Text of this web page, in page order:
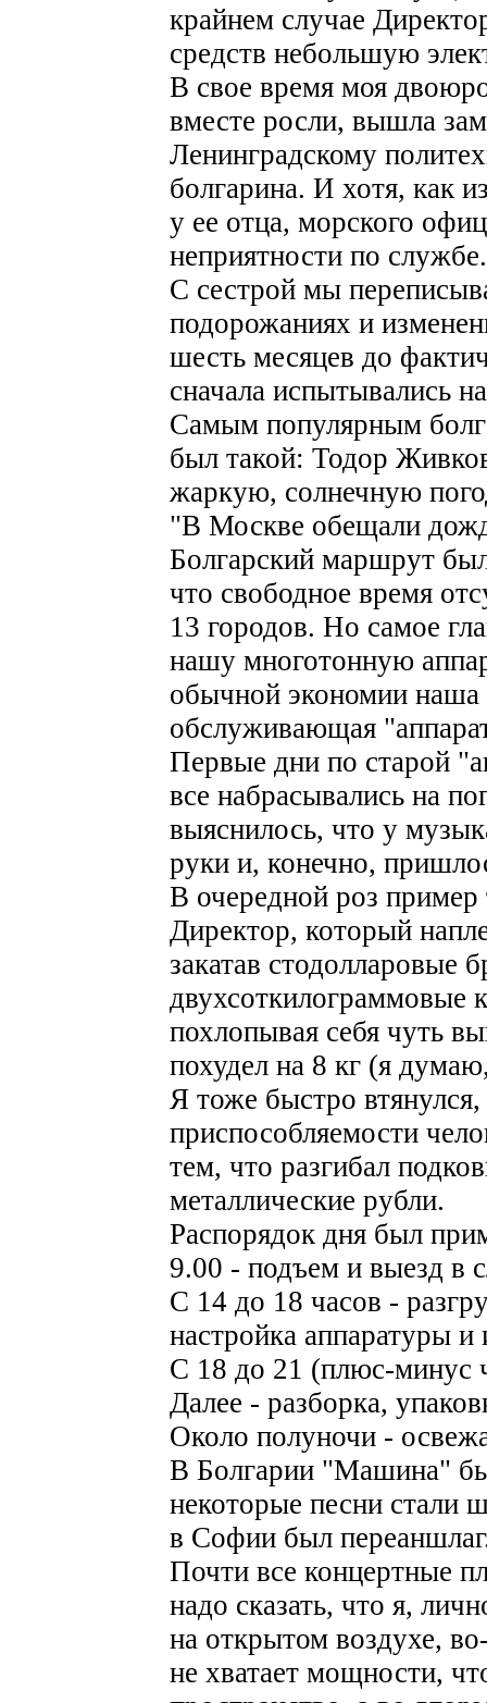
крайнем случае
средств небольшую
В свое время моя
вместе росли, вышла
Ленинградскому
болгарина. И хотя, как
у ее отца, морского
неприятности по службе.
С сестрой мы
подорожаниях и
шесть месяцев до
сначала испытывались
Самым популярным
был такой: Тодор
жаркую, солнечную
"В Москве обещали
Болгарский маршрут
что свободное время
13 городов. Но самое
нашу многотонную
обычной экономии наша
обслуживающая
Первые дни по старой
все набрасывались на
выяснилось, что у
руки и, конечно,
В очередной роз пример
Директор, который
закатав стодолларовые
двухсоткилограммовые
похлопывая себя чуть
похудел на 8 кг (я
Я тоже быстро
приспособляемости
тем, что разгибал
металлические рубли.
Распорядок дня был
9.00 - подъем и выезд в
С 14 до 18 часов -
настройка аппаратуры и
С 18 до 21 (плюс-минус
Далее - разборка,
Около полуночи -
В Болгарии "Машина"
некоторые песни стали
в Софии был
Почти все концертные
надо сказать, что я,
на открытом воздухе,
не хватает мощности,